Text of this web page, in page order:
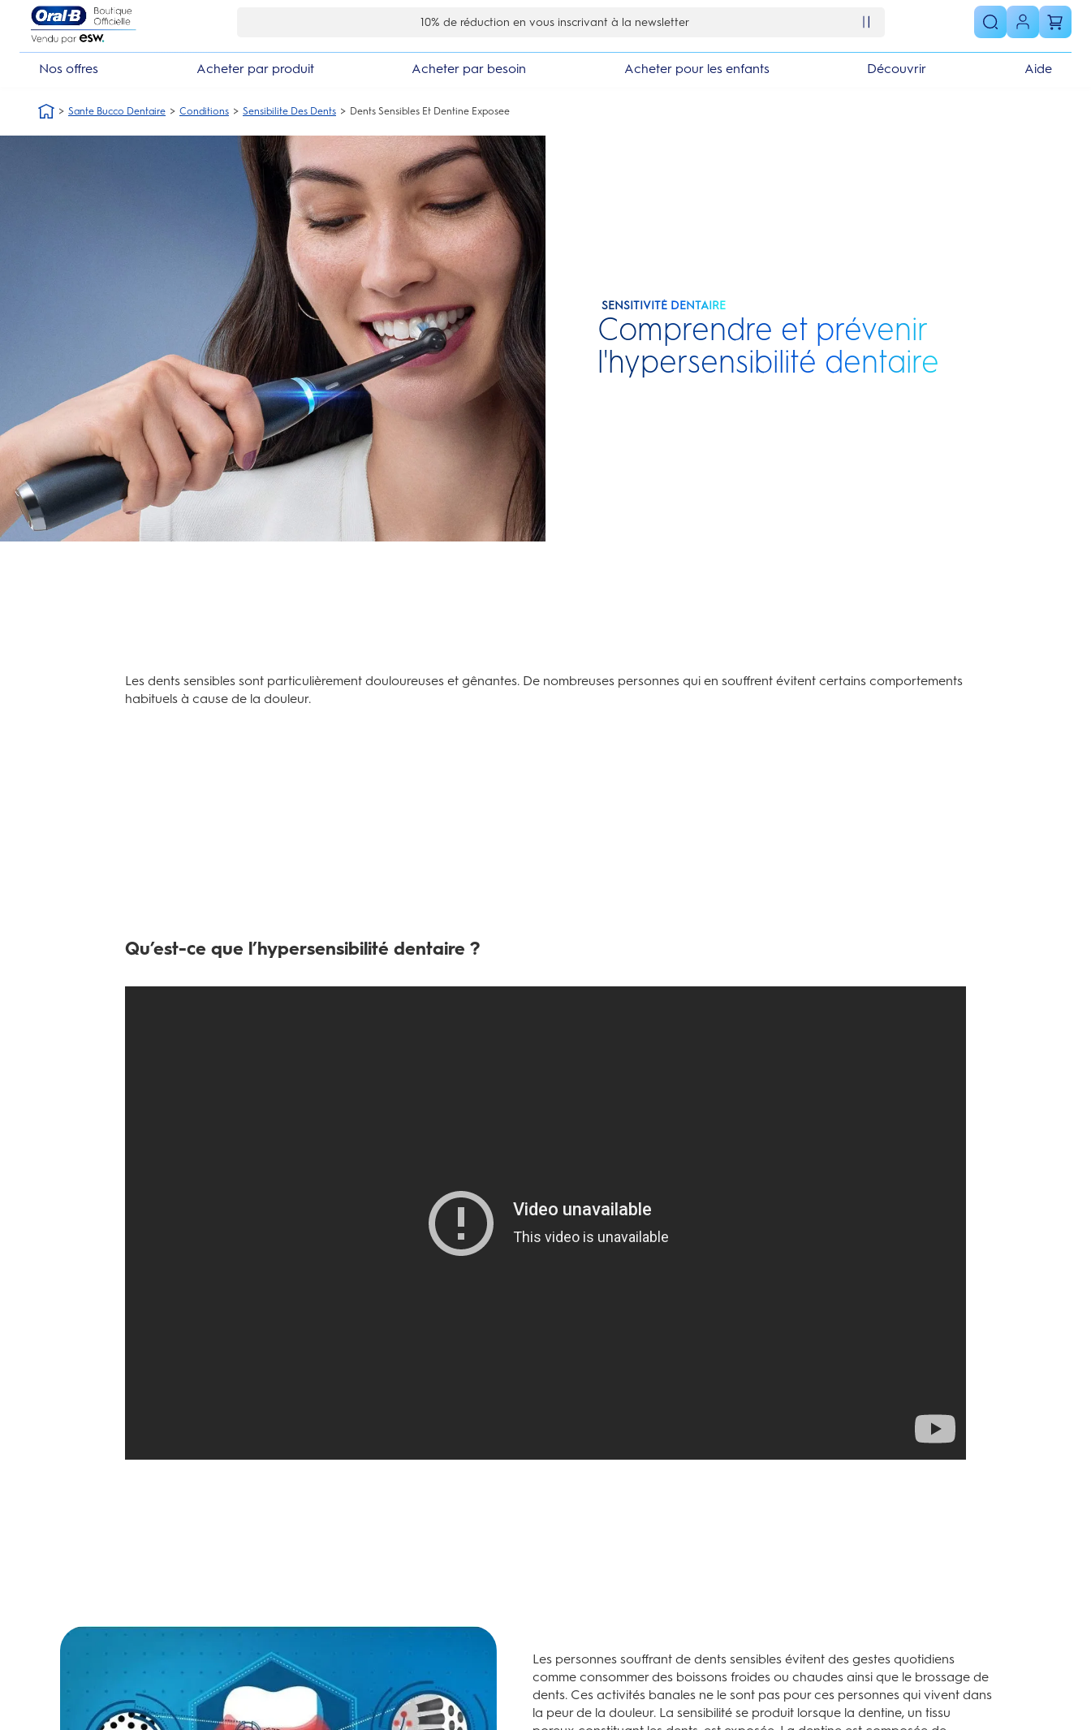
Skip Navigation1
10% de réduction en vous inscrivant à la newsletter
Nos offres Acheter par produit Acheter par besoin Acheter pour les enfants Découvrir Aide
Sante Bucco Dentaire Conditions Sensibilite Des Dents Dents Sensibles Et Dentine Exposee
SENSITIVITÉ DENTAIRE
Comprendre et prévenir
l'hypersensibilité dentaire
Les dents sensibles sont particulièrement douloureuses et gênantes. De nombreuses personnes qui en souffrent évitent certains comportements
habituels à cause de la douleur.
Qu’est-ce que l’hypersensibilité dentaire ?
Les personnes souffrant de dents sensibles évitent des gestes quotidiens
comme consommer des boissons froides ou chaudes ainsi que le brossage de
dents. Ces activités banales ne le sont pas pour ces personnes qui vivent dans
la peur de la douleur. La sensibilité se produit lorsque la dentine, un tissu